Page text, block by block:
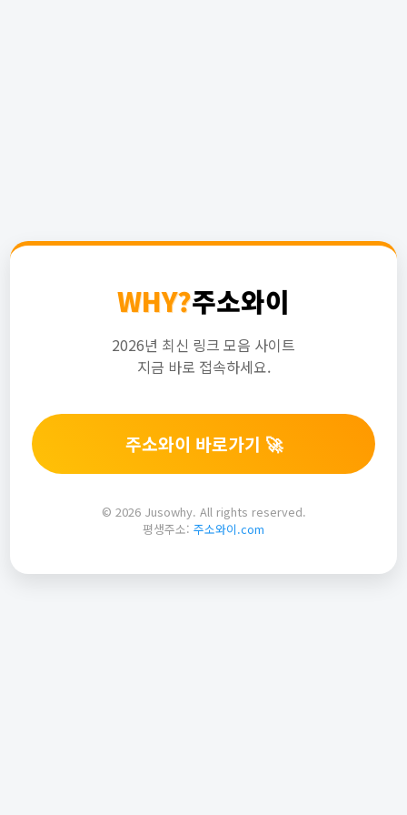
WHY?주소와이
2026년 최신 링크 모음 사이트
지금 바로 접속하세요.
주소와이 바로가기 🚀
© 2026 Jusowhy. All rights reserved.
평생주소: 주소와이.com